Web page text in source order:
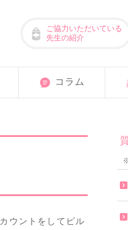
ご協力いただいている
先生の紹介
コラム
ウントをしてピル